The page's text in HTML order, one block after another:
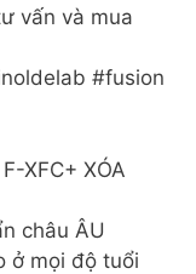
vấn và mua
#fusion
XFC+ XÓA
châu ÂU
ở mọi độ tuổi